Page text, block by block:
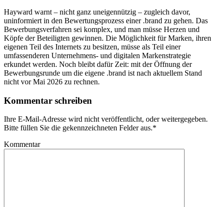
Hayward warnt – nicht ganz uneigennützig – zugleich davor,
uninformiert in den Bewertungsprozess einer .brand zu gehen. Das
Bewerbungsverfahren sei komplex, und man müsse Herzen und
Köpfe der Beteiligten gewinnen. Die Möglichkeit für Marken, ihren
eigenen Teil des Internets zu besitzen, müsse als Teil einer
umfassenderen Unternehmens- und digitalen Markenstrategie
erkundet werden. Noch bleibt dafür Zeit: mit der Öffnung der
Bewerbungsrunde um die eigene .brand ist nach aktuellem Stand
nicht vor Mai 2026 zu rechnen.
Kommentar schreiben
Ihre E-Mail-Adresse wird nicht veröffentlicht, oder weitergegeben.
Bitte füllen Sie die gekennzeichneten Felder aus.*
Kommentar